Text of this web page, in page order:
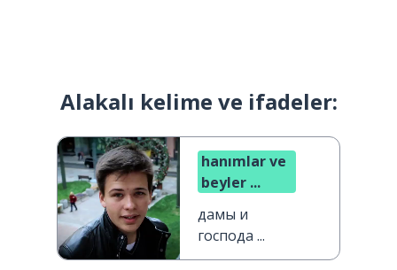
Alakalı kelime ve ifadeler:
hanımlar ve
beyler ...
дамы и
господа ...